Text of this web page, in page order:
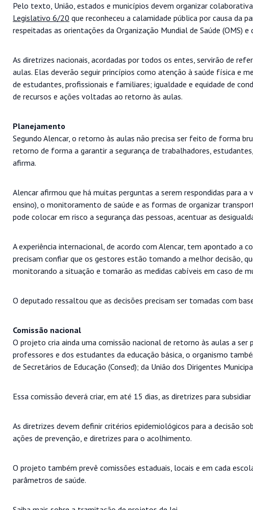
Pelo texto, União, estados e municípios devem organizar
Legislativo 6/20 que reconheceu a calamidade pública por causa da
respeitadas as orientações da Organização Mundial de Saúde (OMS)
As diretrizes nacionais, acordadas por todos os entes, servirão de
aulas. Elas deverão seguir princípios como atenção à saúde física e
de estudantes, profissionais e familiares; igualdade e equidade de
de recursos e ações voltadas ao retorno às aulas.
Planejamento
Segundo Alencar, o retorno às aulas não precisa ser feito de forma
retorno de forma a garantir a segurança de trabalhadores,
afirma.
Alencar afirmou que há muitas perguntas a serem respondidas para
ensino), o monitoramento de saúde e as formas de organizar
pode colocar em risco a segurança das pessoas, acentuar as
A experiência internacional, de acordo com Alencar, tem apontado a
precisam confiar que os gestores estão tomando a melhor decisão,
monitorando a situação e tomarão as medidas cabíveis em caso de
O deputado ressaltou que as decisões precisam ser tomadas com
Comissão nacional
O projeto cria ainda uma comissão nacional de retorno às aulas a
professores e dos estudantes da educação básica, o organismo
de Secretários de Educação (Consed); da União dos Dirigentes
Essa comissão deverá criar, em até 15 dias, as diretrizes para
As diretrizes devem definir critérios epidemiológicos para a decisão
ações de prevenção, e diretrizes para o acolhimento.
O projeto também prevê comissões estaduais, locais e em cada
parâmetros de saúde.